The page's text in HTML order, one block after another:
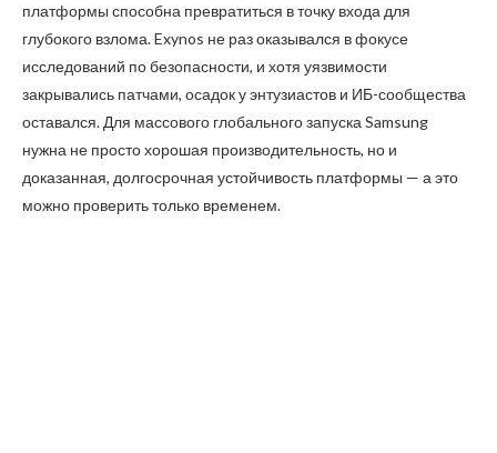
платформы способна превратиться в точку входа для
глубокого взлома. Exynos не раз оказывался в фокусе
исследований по безопасности, и хотя уязвимости
закрывались патчами, осадок у энтузиастов и ИБ-сообщества
оставался. Для массового глобального запуска Samsung
нужна не просто хорошая производительность, но и
доказанная, долгосрочная устойчивость платформы — а это
можно проверить только временем.